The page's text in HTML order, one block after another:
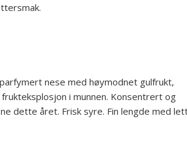
nese med høymodnet gulfrukt,
i munnen. Konsentrert og
dette året. Frisk syre. Fin lengde med